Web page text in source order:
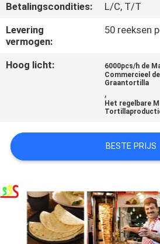
ONS
OP
VRAAG
SITEMAP
PRIVACY
POLICY
Betalingscondities:
L/C, T/T
Levering
vermogen:
50 reeksen
Hoog licht: 6000pcs/h de
Commercieel
Graantortilla
,
Het regelbare
BESTE PRIJS